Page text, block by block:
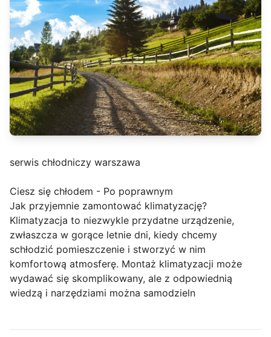
serwis chłodniczy warszawa
Ciesz się chłodem - Po poprawnym
Jak przyjemnie zamontować klimatyzację?
Klimatyzacja to niezwykle przydatne urządzenie,
zwłaszcza w gorące letnie dni, kiedy chcemy
schłodzić pomieszczenie i stworzyć w nim
komfortową atmosferę. Montaż klimatyzacji może
wydawać się skomplikowany, ale z odpowiednią
wiedzą i narzędziami można samodzieln